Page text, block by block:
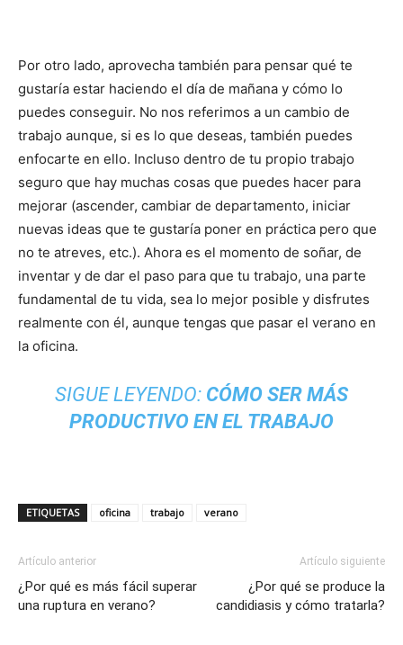
Por otro lado, aprovecha también para pensar qué te
gustaría estar haciendo el día de mañana y cómo lo
puedes conseguir. No nos referimos a un cambio de
trabajo aunque, si es lo que deseas, también puedes
enfocarte en ello. Incluso dentro de tu propio trabajo
seguro que hay muchas cosas que puedes hacer para
mejorar (ascender, cambiar de departamento, iniciar
nuevas ideas que te gustaría poner en práctica pero que
no te atreves, etc.). Ahora es el momento de soñar, de
inventar y de dar el paso para que tu trabajo, una parte
fundamental de tu vida, sea lo mejor posible y disfrutes
realmente con él, aunque tengas que pasar el verano en
la oficina.
SIGUE LEYENDO: CÓMO SER MÁS
PRODUCTIVO EN EL TRABAJO
ETIQUETAS oficina trabajo verano
Artículo anterior
¿Por qué es más fácil superar
una ruptura en verano?
Artículo siguiente
¿Por qué se produce la
candidiasis y cómo tratarla?